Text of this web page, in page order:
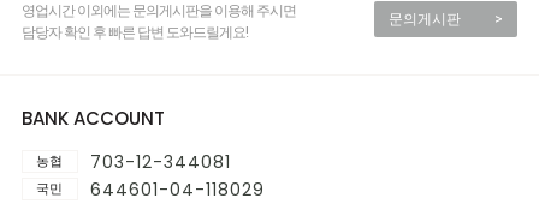
영업시간 이외에는 문의게시판을 이용해 주시면
담당자 확인 후 빠른 답변 도와드릴게요!
문의게시판 >
BANK ACCOUNT
농협 703-12-344081
국민 644601-04-118029